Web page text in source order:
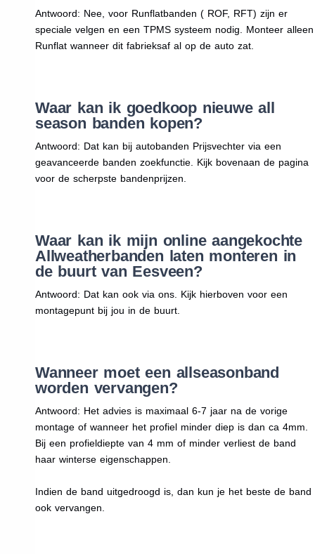
Antwoord: Nee, voor Runflatbanden ( ROF, RFT) zijn er
speciale velgen en een TPMS systeem nodig. Monteer alleen
Runflat wanneer dit fabrieksaf al op de auto zat.
Waar kan ik goedkoop nieuwe all
season banden kopen?
Antwoord: Dat kan bij autobanden Prijsvechter via een
geavanceerde banden zoekfunctie. Kijk bovenaan de pagina
voor de scherpste bandenprijzen.
Waar kan ik mijn online aangekochte
Allweatherbanden laten monteren in
de buurt van Eesveen?
Antwoord: Dat kan ook via ons. Kijk hierboven voor een
montagepunt bij jou in de buurt.
Wanneer moet een allseasonband
worden vervangen?
Antwoord: Het advies is maximaal 6-7 jaar na de vorige
montage of wanneer het profiel minder diep is dan ca 4mm.
Bij een profieldiepte van 4 mm of minder verliest de band
haar winterse eigenschappen.
Indien de band uitgedroogd is, dan kun je het beste de band
ook vervangen.